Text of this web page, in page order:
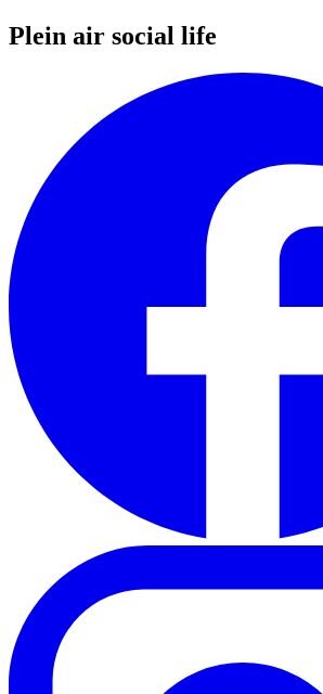
Plein air social life